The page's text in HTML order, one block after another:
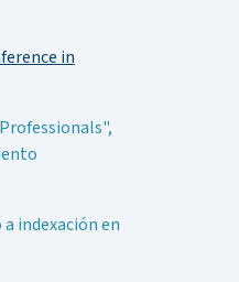
in
indexación en